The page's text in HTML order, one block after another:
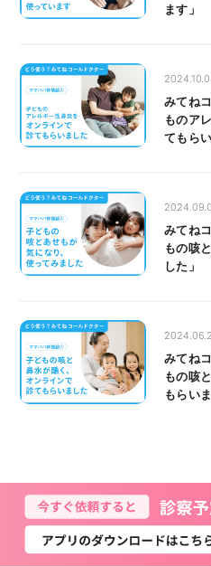
ます」
みてね
ものア
てもら
みてね
もの咳
した」
みてね
もの咳
もらい